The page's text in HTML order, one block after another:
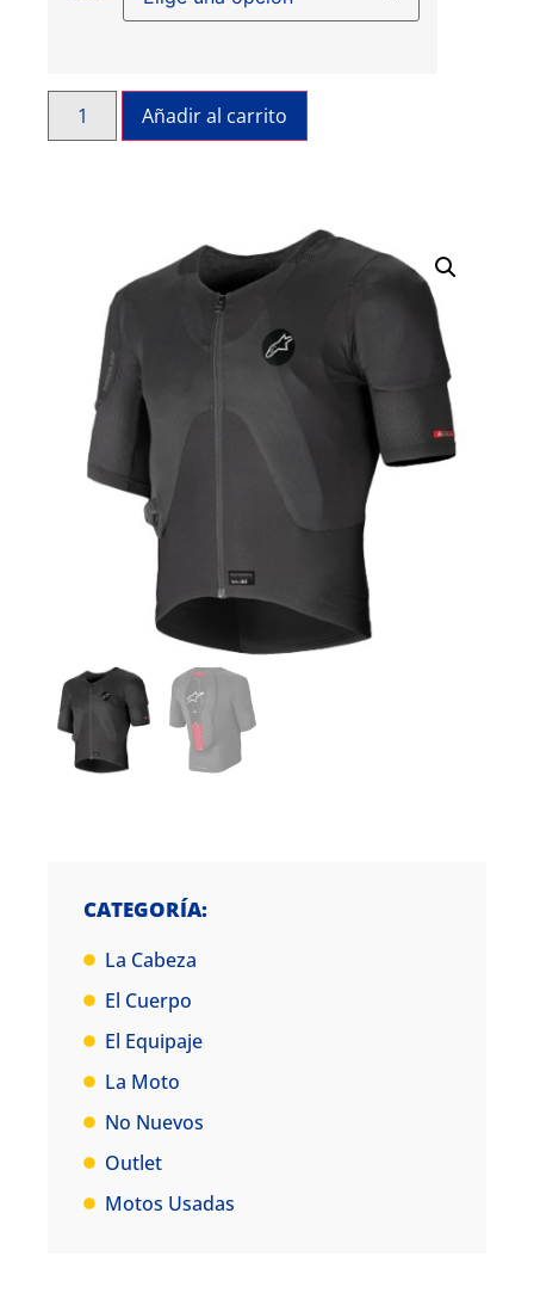
CATEGORÍA:
La Cabeza
El Cuerpo
El Equipaje
La Moto
No Nuevos
Outlet
Motos Usadas
Añadir al carrito